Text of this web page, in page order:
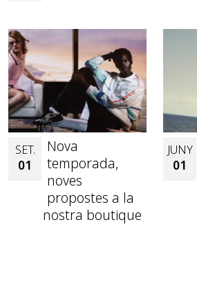
SET.
01
Nova
temporada,
noves
propostes a la
nostra boutique
JUNY
01